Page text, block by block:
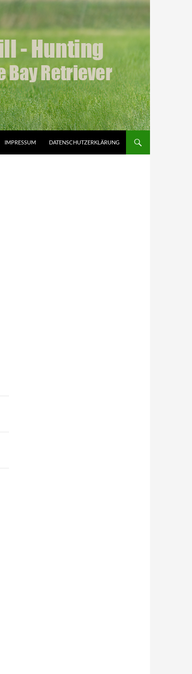
IMPRESSUM DATENSCHUTZERKLÄRUNG